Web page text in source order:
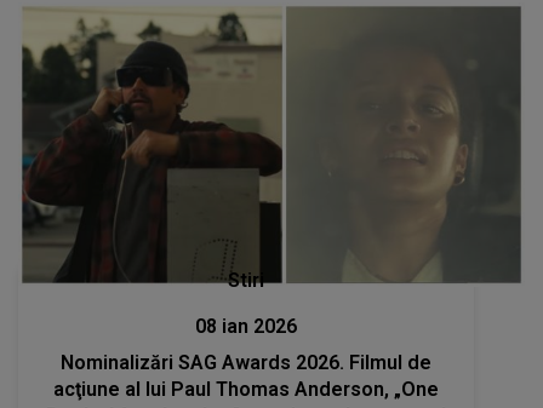
Stiri
08 ian 2026
Nominalizări SAG Awards 2026. Filmul de
acţiune al lui Paul Thomas Anderson, „One